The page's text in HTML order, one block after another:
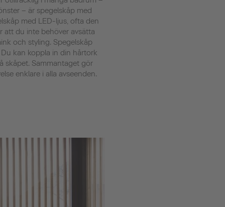
– är spegelskåp med
med LED-ljus, ofta den
att du inte behöver avsätta
och styling. Spegelskåp
kan koppla in din hårtork
skåpet. Sammantaget gör
enklare i alla avseenden.